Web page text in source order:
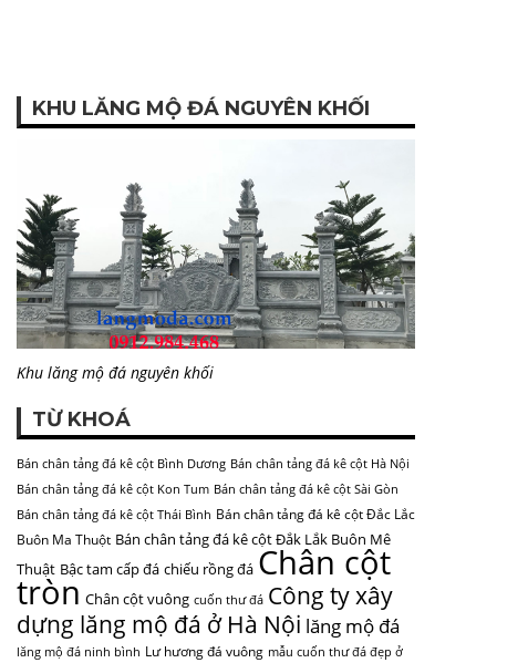
KHU LĂNG MỘ ĐÁ NGUYÊN KHỐI
Khu lăng mộ đá nguyên khối
TỪ KHOÁ
Bán chân tảng đá kê cột Bình Dương Bán chân tảng đá kê cột Hà Nội
Bán chân tảng đá kê cột Kon Tum Bán chân tảng đá kê cột Sài Gòn
Bán chân tảng đá kê cột Thái Bình Bán chân tảng đá kê cột Đắc Lắc
Buôn Ma Thuột Bán chân tảng đá kê cột Đắk Lắk Buôn Mê
Thuật Bậc tam cấp đá chiếu rồng đá Chân cột
tròn Chân cột vuông cuốn thư đá Công ty xây
dựng lăng mộ đá ở Hà Nội lăng mộ đá
lăng mộ đá ninh bình Lư hương đá vuông mẫu cuốn thư đá đẹp ở